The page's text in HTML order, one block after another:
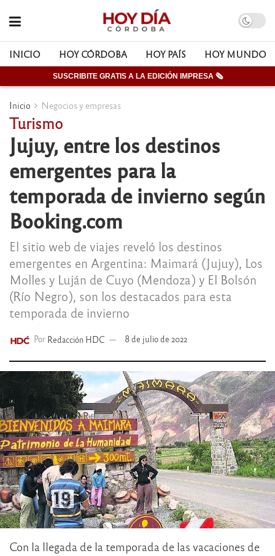
INICIO HOY CÓRDOBA HOY PAÍS HOY MUNDO
SUSCRIBITE GRATIS A LA EDICIÓN IMPRESA 🗞
Inicio Negocios y empresas
Turismo
Jujuy, entre los destinos
emergentes para la
temporada de invierno según
Booking.com
El sitio web de viajes reveló los destinos
emergentes en Argentina: Maimará (Jujuy), Los
Molles y Luján de Cuyo (Mendoza) y El Bolsón
(Río Negro), son los destacados para esta
temporada de invierno
Por Redacción HDC 8 de julio de 2022
Con la llegada de la temporada de las vacaciones de